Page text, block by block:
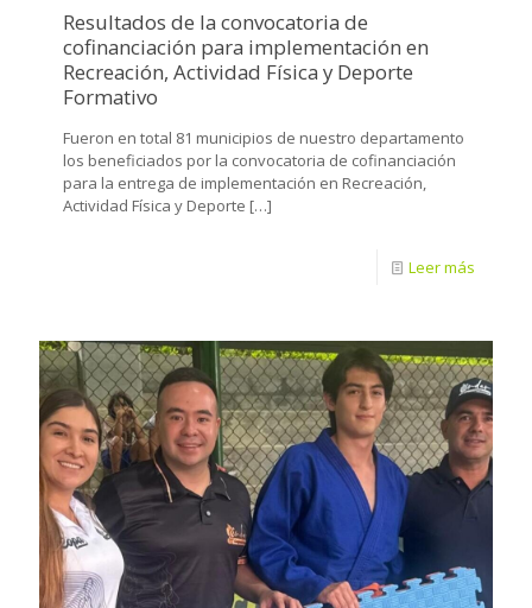
Resultados de la convocatoria de
cofinanciación para implementación en
Recreación, Actividad Física y Deporte
Formativo
Fueron en total 81 municipios de nuestro departamento
los beneficiados por la convocatoria de cofinanciación
para la entrega de implementación en Recreación,
Actividad Física y Deporte […]
Leer más